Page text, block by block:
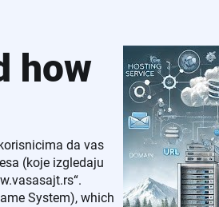
how
da vas
(koje izgledaju
System), which